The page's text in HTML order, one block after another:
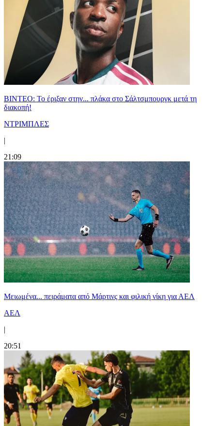
ΒΙΝΤΕΟ: Το έριξαν στην... πλάκα στο Σάλτσμπουργκ μετά τη
διακοπή!
ΝΤΡΙΜΠΛΕΣ
|
21:09
Μειωμένα... πειράματα από Μάρτινς και φιλική νίκη για ΑΕΛ
ΑΕΛ
|
20:51